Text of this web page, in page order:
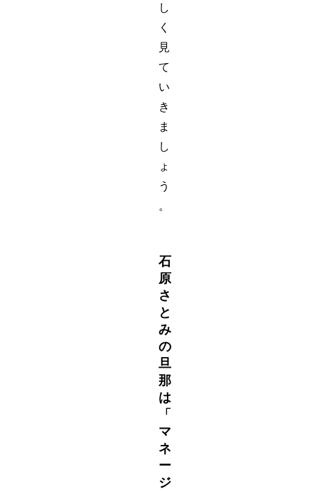
し
く
見
て
い
き
ま
し
ょ
う
。
石
原
さ
と
み
の
旦
那
は
「
マ
ネ
ー
ジ